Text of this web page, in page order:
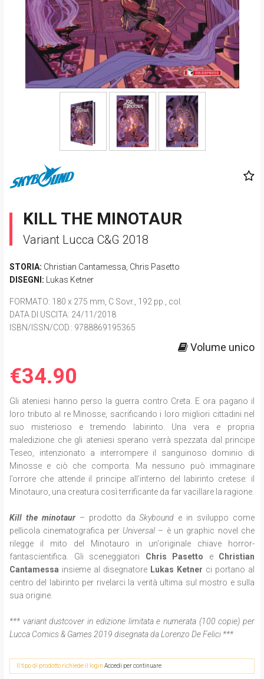
KILL THE MINOTAUR
Variant Lucca C&G 2018
STORIA: Christian Cantamessa Chris Pasetto
DISEGNI:
Lukas Ketner
FORMATO: 180 x 275 mm, C Sovr., 192 pp., col.
DATA DI USCITA: 24/11/2018
ISBN/ISSN/COD.: 9788869195365
Volume unico
€34.90
Gli ateniesi hanno perso la guerra contro Creta. E ora pagano il
loro tributo al re Minosse, sacrificando i loro migliori cittadini nel
suo misterioso e tremendo labirinto. Una vera e propria
maledizione che gli ateniesi sperano verrà spezzata dal principe
Teseo, intenzionato a interrompere il sanguinoso dominio di
Minosse e ciò che comporta. Ma nessuno può immaginare
l’orrore che attende il principe all’interno del labirinto cretese: il
Minotauro, una creatura così terrificante da far vacillare la ragione.
Kill the minotaur – prodotto daSkybound e in sviluppo come
pellicola cinematografica per Universal – è un graphic novel che
rilegge il mito del Minotauro in un'originale chiave horror-
fantascientifica. Gli sceneggiatori Chris Pasetto e Christian
Cantamessa insieme al disegnatore Lukas Ketner ci portano al
centro del labirinto per rivelarci la verità ultima sul mostro e sulla
sua origine.
*** variant dustcover in edizione limitata e numerata (100 copie) per
Lucca Comics & Games 2019 disegnata da Lorenzo De Felici ***
Il tipo di prodotto richiede il login Accedi per continuare